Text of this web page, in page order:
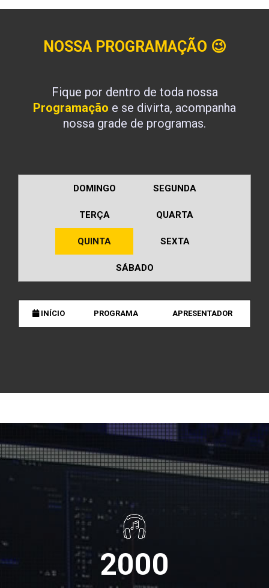
NOSSA PROGRAMAÇÃO 😉
Fique por dentro de toda nossa
Programação e se divirta, acompanha
nossa grade de programas.
DOMINGO SEGUNDA
TERÇA QUARTA
QUINTA SEXTA
SÁBADO
INÍCIO PROGRAMA APRESENTADOR
2000